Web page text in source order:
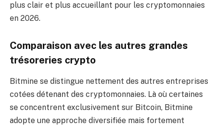
plus clair et plus accueillant pour les cryptomonnaies
en 2026.
Comparaison avec les autres grandes
trésoreries crypto
Bitmine se distingue nettement des autres entreprises
cotées détenant des cryptomonnaies. Là où certaines
se concentrent exclusivement sur Bitcoin, Bitmine
adopte une approche diversifiée mais fortement